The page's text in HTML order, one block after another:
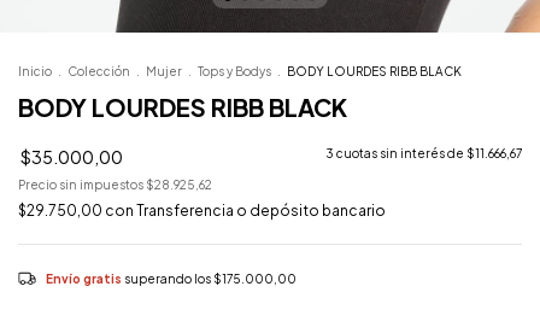
Inicio Colección Mujer Tops y Bodys BODY LOURDES RIBB BLACK
BODY LOURDES RIBB BLACK
$35.000,00 3 cuotas sin interés de $11.666,67
Precio sin impuestos $28.925,62
$29.750,00 con Transferencia o depósito bancario
Envío gratis superando los $175.000,00